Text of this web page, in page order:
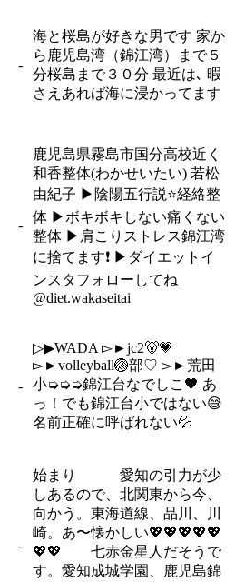
-
海と桜島が好きな男です 家か
ら鹿児島湾（錦江湾）まで５
分桜島まで３０分 最近は､ 暇
さえあれば海に浸かってます
-
鹿児島県霧島市国分高校近く
和香整体(わかせいたい) 若松
由紀子 ▶︎陰陽五行説⭐️経絡整
体 ▶︎ボキボキしない痛くない
整体 ▶︎肩こりストレス錦江湾
に捨てます❗ ▶︎ダイエットイ
ンスタフォローしてね
@diet.wakaseitai
-
▷▶︎WADA ▻►jc2🐻💗
▻►volleyball🏐部♡ ▻►荒田
小➭➭➭錦江台なでしこ🖤 あ
っ！でも錦江台小ではない😅
名前正確に呼ばれない💦
-
始まり 愛知の引力が少
しあるので、北関東から今、
向かう。東海道線、品川、川
崎。あ〜懐かしい💖💖💖💖💖
💖💖 七赤金星人だそうで
す。愛知成城学園、鹿児島錦